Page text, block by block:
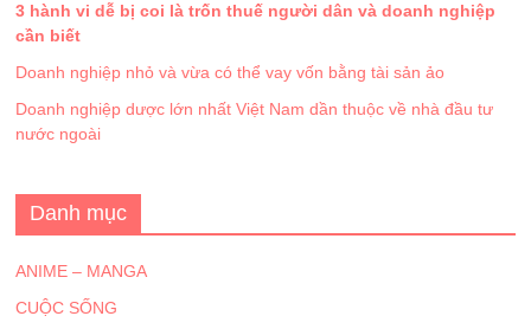
3 hành vi dễ bị coi là trốn thuế người dân và doanh nghiệp
cần biết
Doanh nghiệp nhỏ và vừa có thể vay vốn bằng tài sản ảo
Doanh nghiệp dược lớn nhất Việt Nam dần thuộc về nhà đầu tư
nước ngoài
Danh mục
ANIME – MANGA
CUỘC SỐNG